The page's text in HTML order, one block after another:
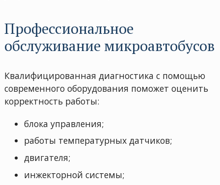
Профессиональное
обслуживание микроавтобусов
Квалифицированная диагностика с помощью
современного оборудования поможет оценить
корректность работы:
блока управления;
работы температурных датчиков;
двигателя;
инжекторной системы;